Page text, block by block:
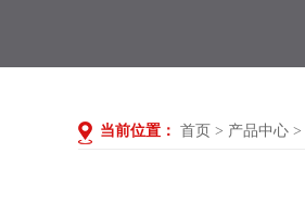
当前位置： 首页 > 产品中心 >